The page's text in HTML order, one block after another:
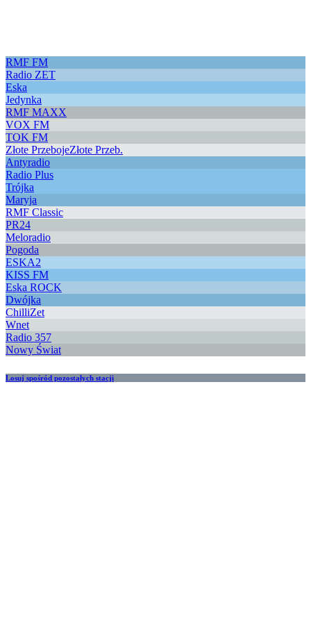
RMF FM
Radio ZET
Eska
Jedynka
RMF MAXX
VOX FM
TOK FM
Złote PrzebojeZłote Przeb.
Antyradio
Radio Plus
Trójka
Maryja
RMF Classic
PR24
Meloradio
Pogoda
ESKA2
KISS FM
Eska ROCK
Dwójka
ChilliZet
Wnet
Radio 357
Nowy Świat
Losuj spośród pozostałych stacji